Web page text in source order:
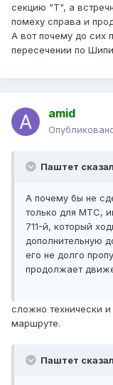
секцию "Т", а
помеху справа и
А вот почему до сих
пересечении по
amid
Паштет
А почему бы не
только для МТС,
711-й, который
дополнительную
его не долго
продолжает
сложно технически
маршруте.
Паштет